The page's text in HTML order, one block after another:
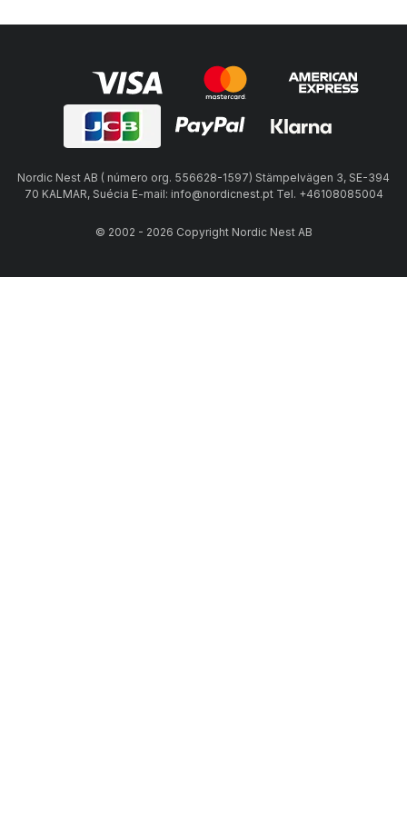
Nordic Nest AB ( número org. 556628-1597) Stämpelvägen 3, SE-394
70 KALMAR, Suécia E-mail: info@nordicnest.pt Tel. +46108085004
© 2002 - 2026 Copyright Nordic Nest AB